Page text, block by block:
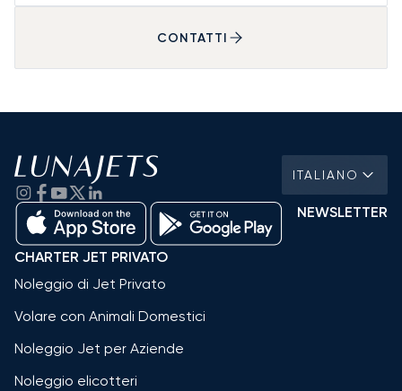
CONTATTI
ITALIANO
NEWSLETTER
CHARTER JET PRIVATO
Noleggio di Jet Privato
Volare con Animali Domestici
Noleggio Jet per Aziende
Noleggio elicotteri